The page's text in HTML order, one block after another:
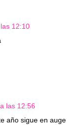
12:10
las 12:56
año sigue en auge